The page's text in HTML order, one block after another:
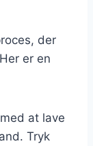
der
er en
at lave
Tryk